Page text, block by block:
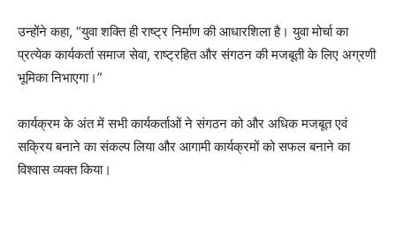
उन्होंने कहा, “युवा शक्ति ही राष्ट्र निर्माण की आधारशिला है। युवा मोर्चा का
प्रत्येक कार्यकर्ता समाज सेवा, राष्ट्रहित और संगठन की मजबूती के लिए अग्रणी
भूमिका निभाएगा।”
कार्यक्रम के अंत में सभी कार्यकर्ताओं ने संगठन को और अधिक मजबूत एवं
सक्रिय बनाने का संकल्प लिया और आगामी कार्यक्रमों को सफल बनाने का
विश्वास व्यक्त किया।